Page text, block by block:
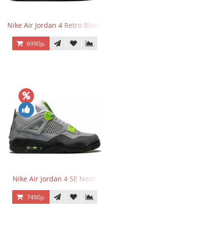
Nike Air Jordan 4 Retro Black Cat
6990р.
Nike Air Jordan 4 SE Neon
7490р.